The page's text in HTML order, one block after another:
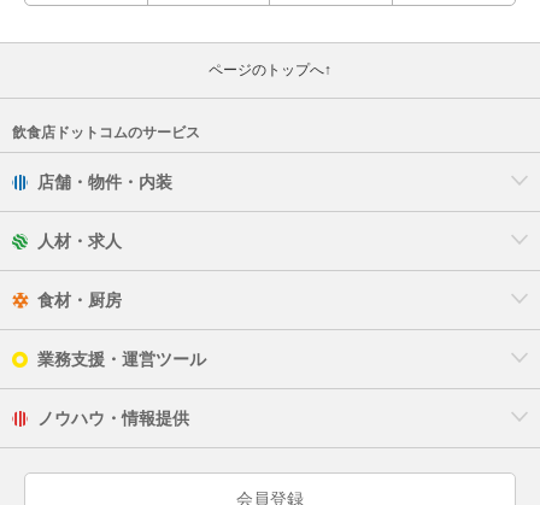
ページのトップへ↑
飲食店ドットコムのサービス
店舗・物件・内装
人材・求人
食材・厨房
業務支援・運営ツール
ノウハウ・情報提供
会員登録